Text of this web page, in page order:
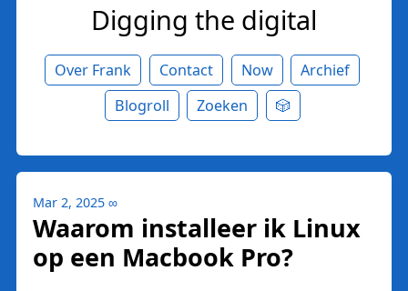
Digging the digital
Over Frank Contact Now
Archief
Blogroll
Zoeken 🎲
Mar 2, 2025 ∞
Waarom installeer ik Linux
op een Macbook Pro?